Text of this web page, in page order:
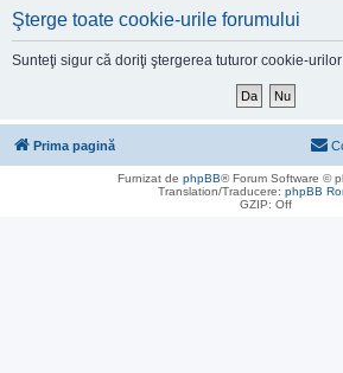
Şterge toate cookie-urile forumului
Sunteţi sigur că doriţi ştergerea tuturor cookie-
Prima pagină
Furnizat de phpBB® Forum Software ©
Translation/Traducere: phpBB
GZIP: Off